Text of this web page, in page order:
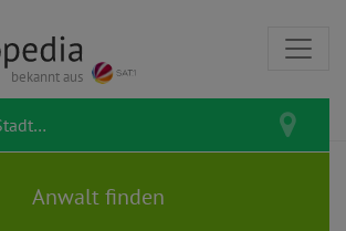
bekannt aus